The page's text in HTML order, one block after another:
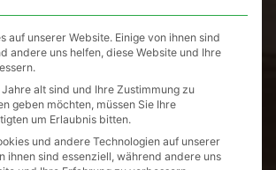
auf unserer Website. Einige von ihnen sind
andere uns helfen, diese Website und Ihre
alt sind und Ihre Zustimmung zu
geben möchten, müssen Sie Ihre
um Erlaubnis bitten.
und andere Technologien auf unserer
ihnen sind essenziell, während andere uns